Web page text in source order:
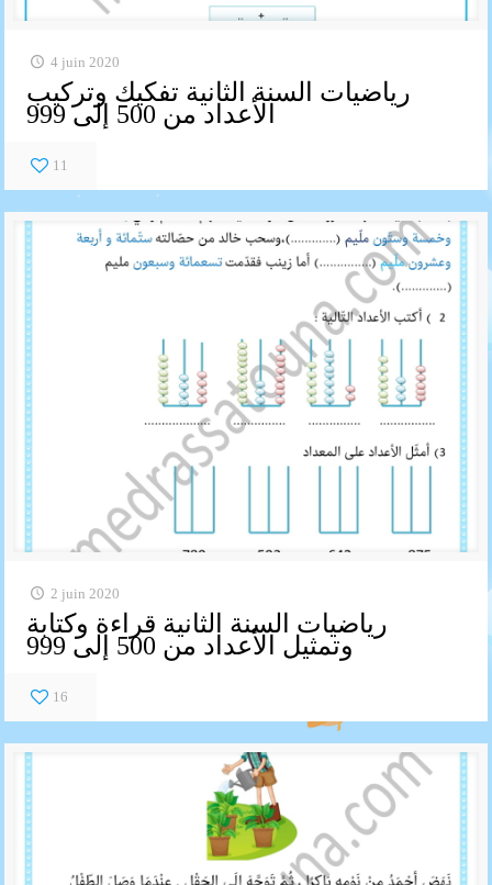
4 juin 2020
رياضيات السنة الثانية تفكيك وتركيب
الأعداد من 500 إلى 999
11
2 juin 2020
رياضيات السنة الثانية قراءة وكتابة
وتمثيل الأعداد من 500 إلى 999
16